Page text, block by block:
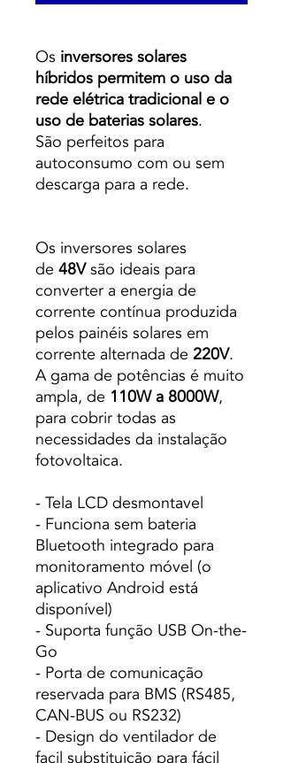
Os inversores solares
híbridos permitem o uso da
rede elétrica tradicional e o
uso de baterias solares.
São perfeitos para
autoconsumo com ou sem
descarga para a rede.
Os inversores solares
de 48Vsão ideais para
converter a energia de
corrente contínua produzida
pelos painéis solares em
corrente alternada de 220V.
A gama de potências é muito
ampla, de 110W a 8000W,
para cobrir todas as
necessidades da instalação
fotovoltaica.
- Tela LCD desmontavel
- Funciona sem bateria
Bluetooth integrado para
monitoramento móvel (o
aplicativo Android está
disponível)
- Suporta função USB On-the-
Go
- Porta de comunicação
reservada para BMS (RS485,
CAN-BUS ou RS232)
- Design do ventilador de
facil substituição para fácil